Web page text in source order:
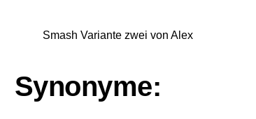
Smash Variante zwei von Alex
Synonyme: